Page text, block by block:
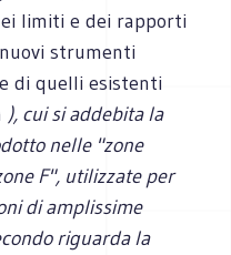
limiti e dei rapporti
strumenti
di quelli esistenti
), cui si addebita la
nelle "zone
F", utilizzate per
di amplissime
riguarda la